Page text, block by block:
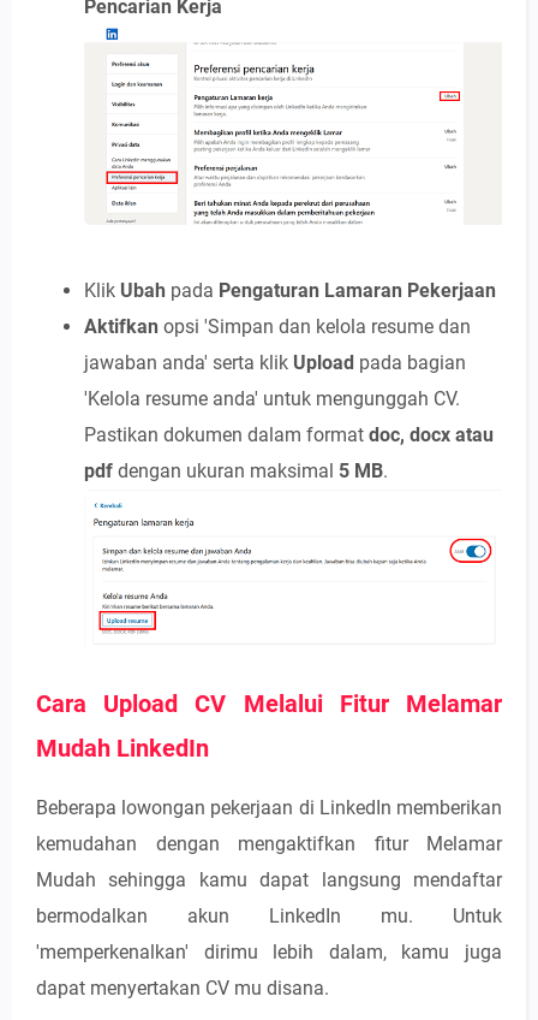
Pencarian Kerja
Klik Ubah pada Pengaturan Lamaran Pekerjaan
Aktifkan opsi 'Simpan dan kelola resume dan
jawaban anda' serta klik Upload pada bagian
'Kelola resume anda' untuk mengunggah CV.
Pastikan dokumen dalam format doc, docx atau
pdf dengan ukuran maksimal 5 MB.
Cara Upload CV Melalui Fitur Melamar
Mudah LinkedIn
Beberapa lowongan pekerjaan di LinkedIn memberikan
kemudahan dengan mengaktifkan fitur Melamar
Mudah sehingga kamu dapat langsung mendaftar
bermodalkan akun LinkedIn mu. Untuk
'memperkenalkan' dirimu lebih dalam, kamu juga
dapat menyertakan CV mu disana.